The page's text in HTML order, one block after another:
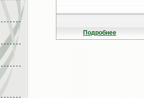
Подробнее